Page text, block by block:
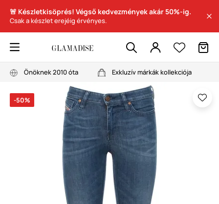
🚨 Készletkisöprés! Végső kedvezmények akár 50%-ig.
Csak a készlet erejéig érvényes.
Önöknek 2010 óta Exkluzív márkák kollekciója
-50%